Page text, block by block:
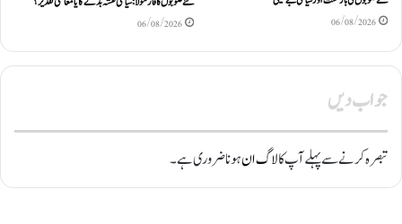
06/08/2026
06/08/2026
جواب دیں
تبصرہ کرنے سے پہلے آپ کالاگ انہونا ضروری ہے۔